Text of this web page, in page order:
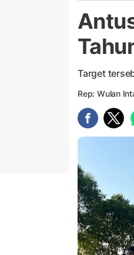
Target
Rep: Wulan